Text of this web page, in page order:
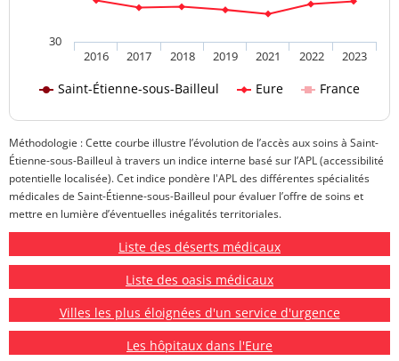
Saint-Étienne-sous-Bailleul Eure France
2016 2017 2018 2019 2021 2022 2023
30
Méthodologie : Cette courbe illustre l’évolution de l’accès aux soins à Saint-
Étienne-sous-Bailleul à travers un indice interne basé sur l’APL (accessibilité
potentielle localisée). Cet indice pondère l'APL des différentes spécialités
médicales de Saint-Étienne-sous-Bailleul pour évaluer l’offre de soins et
mettre en lumière d’éventuelles inégalités territoriales.
Liste des déserts médicaux
Liste des oasis médicaux
Villes les plus éloignées d'un service d'urgence
Les hôpitaux dans l'Eure